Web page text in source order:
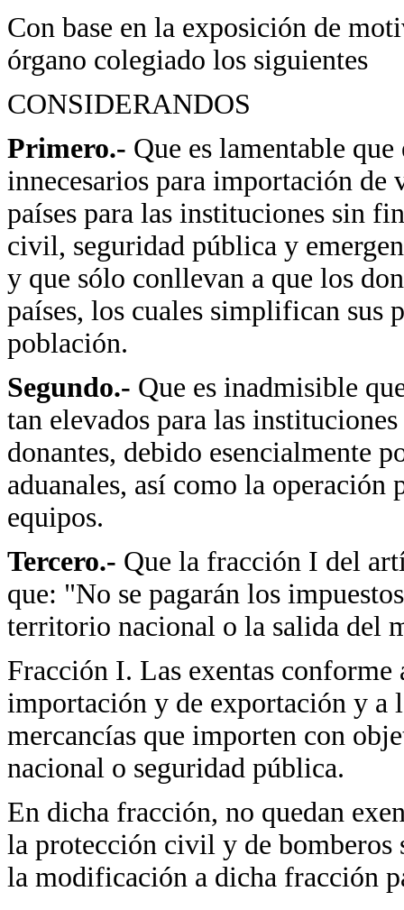
Con base en la exposición de
órgano colegiado los siguientes
CONSIDERANDOS
Primero.- Que es lamentable
innecesarios para importación de
países para las instituciones sin
civil, seguridad pública y
y que sólo conllevan a que los
países, los cuales simplifican sus
población.
Segundo.- Que es inadmisible
tan elevados para las
donantes, debido esencialmente
aduanales, así como la
equipos.
Tercero.- Que la fracción I del
que: "No se pagarán los
territorio nacional o la salida del
Fracción I. Las exentas conforme
importación y de exportación y a
mercancías que importen con
nacional o seguridad pública.
En dicha fracción, no quedan
la protección civil y de bomberos
la modificación a dicha fracción